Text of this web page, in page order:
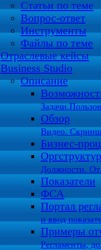
Статьи по теме
Вопрос-ответ
Инструменты
Файлы по теме
Отраслевые кейсы
Business Studio
Описание
Обзор
Видео.
Бизнес-
Должности.
Показатели
ФСА
Портал
и ввод
Примеры
Регламенты,